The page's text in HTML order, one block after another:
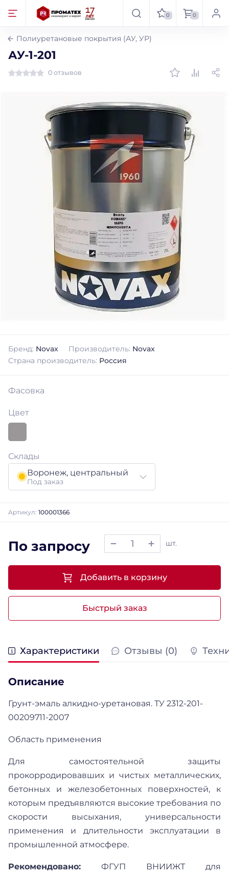
0 0
Полиуретановые покрытия (АУ, УР)
АУ-1-201
0 отзывов
Бренд: Novax Производитель: Novax
Страна производитель: Россия
Фасовка
Цвет
Склады
Воронеж, центральный
Под заказ
Артикул: 100001366
По запросу шт.
Быстрый заказ
Добавить в корзину
Характеристики Отзывы (0)
Описание
Грунт-эмаль алкидно-уретановая. ТУ 2312-201-
00209711-2007
Область применения
Для самостоятельной защиты
прокорродировавших и чистых металлических,
бетонных и железобетонных поверхностей, к
которым предъявляются высокие требования по
скорости высыхания, универсальности
применения и длительности эксплуатации в
промышленной атмосфере.
Рекомендовано: ФГУП ВНИИЖТ для